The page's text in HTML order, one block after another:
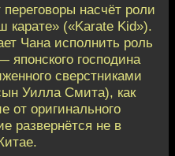
насчёт роли
(«Karate Kid»).
Чана исполнить роль
японского господина
сверстниками
Уилла Смита), как
от оригинального
развернётся не в